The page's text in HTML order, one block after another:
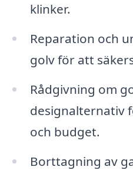
klinker.
Reparation och
golv för att
Rådgivning om
designalternativ
och budget.
Borttagning av